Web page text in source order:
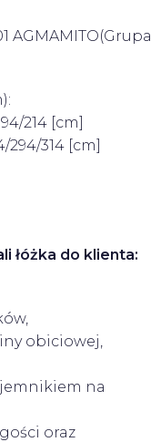
AGMAMITO(Grupa
214 [cm]
294/314 [cm]
łóżka do klienta:
obiciowej,
na
oraz